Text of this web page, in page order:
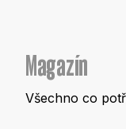
Magazín
Všechno co